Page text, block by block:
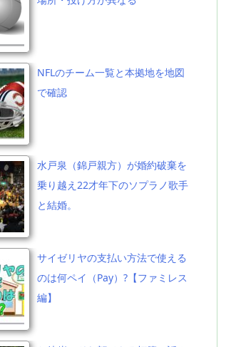
NFLのチーム一覧と本拠地を地図
で確認
水戸泉（錦戸親方）が婚約破棄を
乗り越え22才年下のソプラノ歌手
と結婚。
サイゼリヤの支払い方法で使える
のは何ペイ（Pay）?【ファミレス
編】